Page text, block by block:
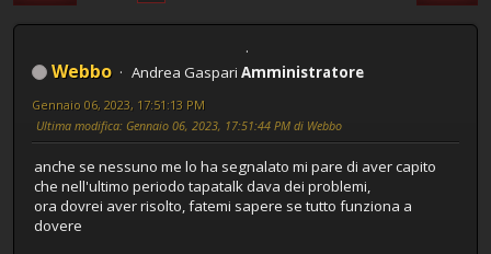
Webbo Andrea Gaspari Amministratore
Gennaio 06, 2023, 17:51:13 PM
Ultima modifica: Gennaio 06, 2023, 17:51:44 PM di Webbo
anche se nessuno me lo ha segnalato mi pare di aver capito
che nell'ultimo periodo tapatalk dava dei problemi,
ora dovrei aver risolto, fatemi sapere se tutto funziona a
dovere